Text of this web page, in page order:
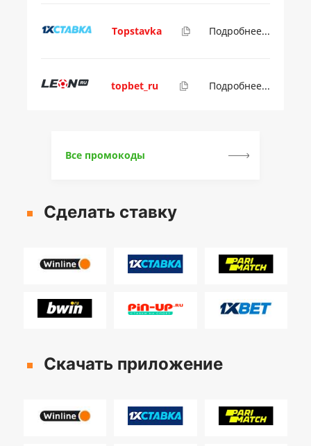
Topstavka Подробнее...
topbet_ru Подробнее...
Все промокоды
Сделать ставку
Скачать приложение